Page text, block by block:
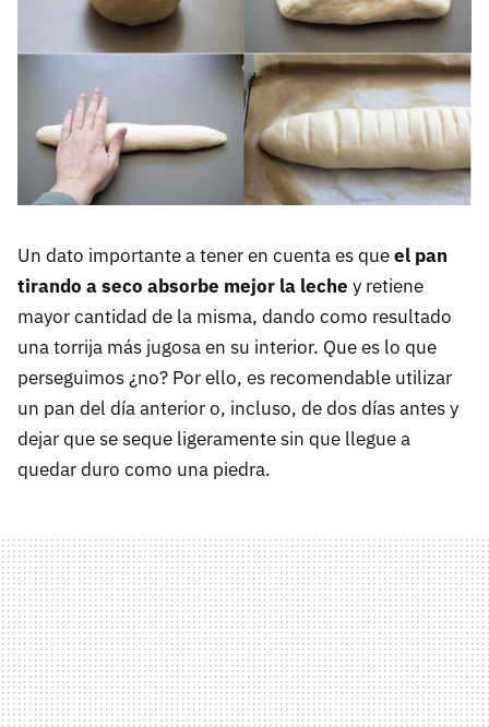
Un dato importante a tener en cuenta es queel pan
tirando a seco absorbe mejor la leche y retiene
mayor cantidad de la misma, dando como resultado
una torrija más jugosa en su interior. Que es lo que
perseguimos ¿no? Por ello, es recomendable utilizar
un pan del día anterior o, incluso, de dos días antes y
dejar que se seque ligeramente sin que llegue a
quedar duro como una piedra.